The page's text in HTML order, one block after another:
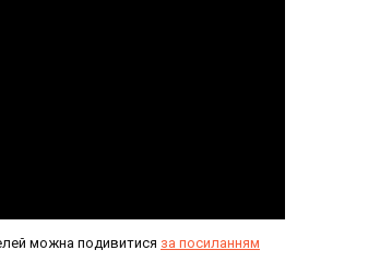
можна подивитися за посиланням